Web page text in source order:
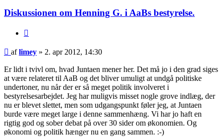
Diskussionen om Henning G. i AaBs bestyrelse.
Indlæg
aflimey » 2. apr 2012, 14:30
Er lidt i tvivl om, hvad Juntaen mener her. Det må jo i den grad siges
at være relateret til AaB og det bliver umuligt at undgå politiske
undertoner, nu når der er så meget politik involveret i
bestyrelsesarbejdet. Jeg har muligvis misset nogle grove indlæg, der
nu er blevet slettet, men som udgangspunkt føler jeg, at Juntaen
burde være meget large i denne sammenhæng. Vi har jo haft en
rigtig god og sober debat på over 30 sider om økonomien. Og
økonomi og politik hænger nu en gang sammen. :-)